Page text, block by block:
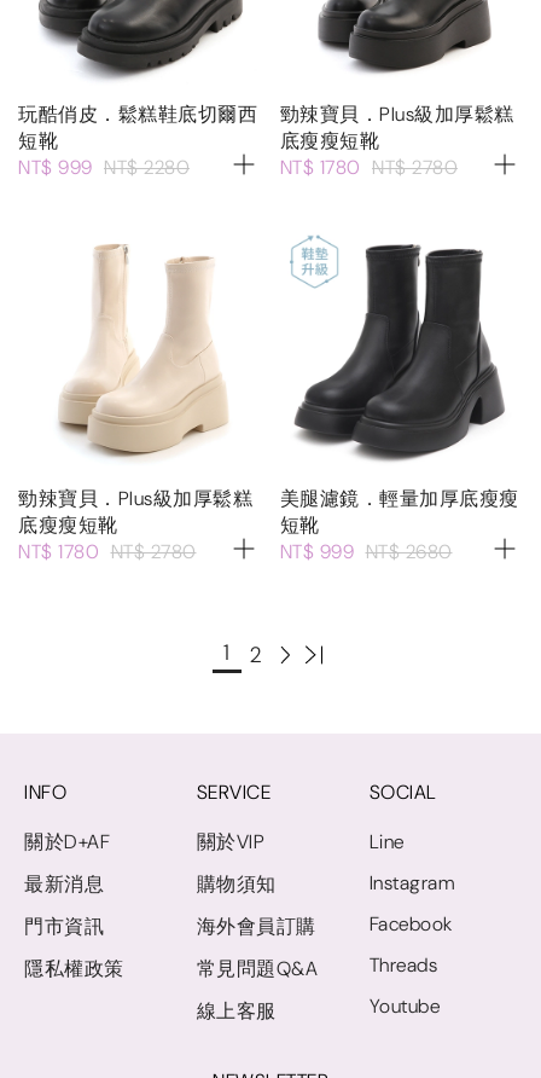
玩酷俏皮．鬆糕鞋底切爾西
短靴
NT$ 999 NT$ 2280
勁辣寶貝．Plus級加厚鬆糕
底瘦瘦短靴
NT$ 1780 NT$ 2780
勁辣寶貝．Plus級加厚鬆糕
底瘦瘦短靴
NT$ 1780 NT$ 2780
美腿濾鏡．輕量加厚底瘦瘦
短靴
NT$ 999 NT$ 2680
1 2
INFO
關於D+AF
最新消息
門市資訊
隱私權政策
SERVICE
關於VIP
購物須知
海外會員訂購
常見問題Q&A
線上客服
SOCIAL
Line
Instagram
Facebook
Threads
Youtube